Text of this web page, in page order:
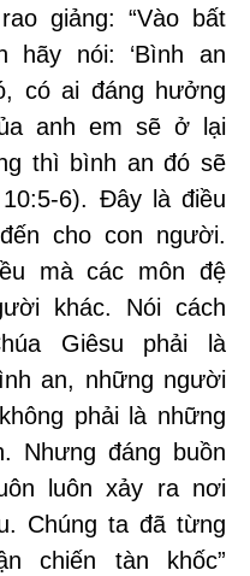
giảng: “Vào bất
hãy nói: ‘Bình an
có ai đáng hưởng
anh em sẽ ở lại
thì bình an đó sẽ
6). Đây là điều
cho con người.
mà các môn đệ
khác. Nói cách
Giêsu phải là
an, những người
phải là những
Nhưng đáng buồn
luôn xảy ra nơi
Chúng ta đã từng
chiến tàn khốc”